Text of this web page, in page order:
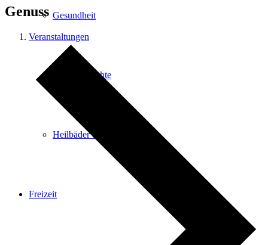
Gesundheit
Stadtgeschichte
Heilbäder & Kurorte
Freizeit
Genuss
Veranstaltungen